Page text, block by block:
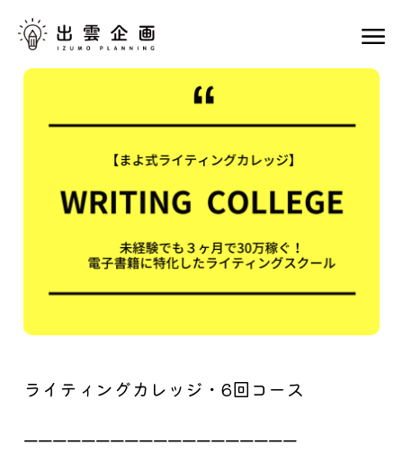
ライティングカレッジ・6回コース
￣￣￣￣￣￣￣￣￣￣￣￣￣￣￣￣￣￣￣